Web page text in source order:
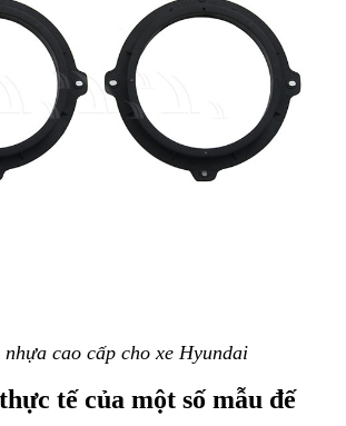
cao cấp cho xe Hyundai
tế của một số mẫu đế